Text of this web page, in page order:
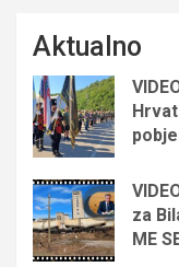
Aktualno
za
ME